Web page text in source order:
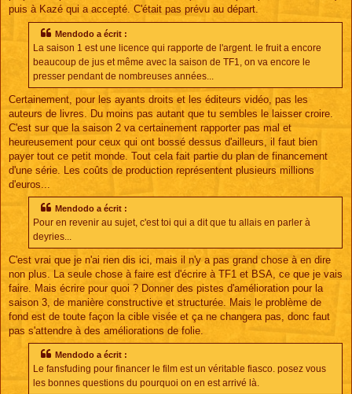
puis à Kazé qui a accepté. C'était pas prévu au départ.
Mendodo a écrit :
La saison 1 est une licence qui rapporte de l'argent. le fruit a encore
beaucoup de jus et même avec la saison de TF1, on va encore le
presser pendant de nombreuses années...
Certainement, pour les ayants droits et les éditeurs vidéo, pas les
auteurs de livres. Du moins pas autant que tu sembles le laisser croire.
C'est sur que la saison 2 va certainement rapporter pas mal et
heureusement pour ceux qui ont bossé dessus d'ailleurs, il faut bien
payer tout ce petit monde. Tout cela fait partie du plan de financement
d'une série. Les coûts de production représentent plusieurs millions
d'euros...
Mendodo a écrit :
Pour en revenir au sujet, c'est toi qui a dit que tu allais en parler à
deyries...
C'est vrai que je n'ai rien dis ici, mais il n'y a pas grand chose à en dire
non plus. La seule chose à faire est d'écrire à TF1 et BSA, ce que je vais
faire. Mais écrire pour quoi ? Donner des pistes d'amélioration pour la
saison 3, de manière constructive et structurée. Mais le problème de
fond est de toute façon la cible visée et ça ne changera pas, donc faut
pas s'attendre à des améliorations de folie.
Mendodo a écrit :
Le fansfuding pour financer le film est un véritable fiasco. posez vous
les bonnes questions du pourquoi on en est arrivé là.